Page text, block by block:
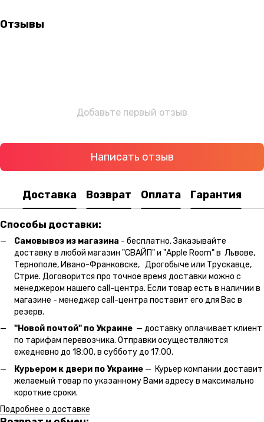
Отзывы
Добавьте первый отзыв
Написать отзыв
Доставка Возврат Оплата Гарантия
Способы доставки:
Самовывоз из магазина - бесплатно. Заказывайте
доставку в любой магазин "СВАЙП" и "Apple Room" в Львове,
Тернополе, Ивано-Франковске, Дрогобыче или Трускавце,
Стрие. Договорится про точное время доставки можно с
менеджером нашего call-центра. Если товар есть в наличии в
магазине - менеджер call-центра поставит его для Вас в
резерв.
"Новой почтой" по Украине — доставку оплачивает клиент
по тарифам перевозчика. Отправки осуществляются
ежедневно до 18:00, в субботу до 17:00.
Курьером к двери по Украине — Курьер компании доставит
желаемый товар по указанному Вами адресу в максимально
короткие сроки.
Подробнее о доставке